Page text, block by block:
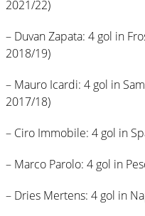
2021/22)
– Duvan Zapata: 4 gol in
2018/19)
– Mauro Icardi: 4 gol in
2017/18)
– Ciro Immobile: 4 gol in
– Marco Parolo: 4 gol in
– Dries Mertens: 4 gol in